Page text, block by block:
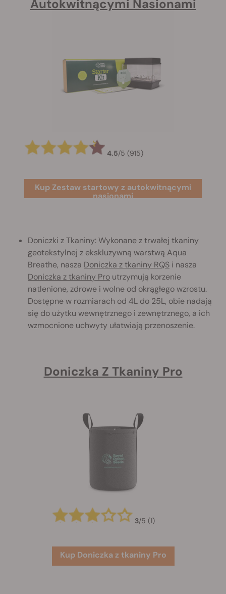
Autokwitnącymi Nasionami
4.5/5 (915)
Kup Zestaw startowy z autokwitnącymi
nasionami
Doniczki z Tkaniny: Wykonane z trwałej tkaniny
geotekstylnej z ekskluzywną warstwą Aqua
Breathe, nasza Doniczka z tkaniny RQS i nasza
Doniczka z tkaniny Pro utrzymują korzenie
natlenione, zdrowe i wolne od okrągłego wzrostu.
Dostępne w rozmiarach od 4L do 25L, obie nadają
się do użytku wewnętrznego i zewnętrznego, a ich
wzmocnione uchwyty ułatwiają przenoszenie.
Doniczka Z Tkaniny Pro
3/5 (1)
Kup Doniczka z tkaniny Pro